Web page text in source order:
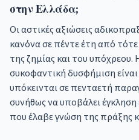
στην Ελλάδα;
Οι αστικές αξιώσεις
κανόνα σε πέντε έτη από
της ζημίας και του υπόχρεου.
συκοφαντική δυσφήμιση
υπόκεινται σε πενταετή
συνήθως να υποβάλει
που έλαβε γνώση της πράξης